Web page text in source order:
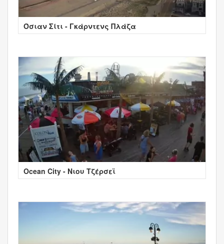
Όσιαν Σίτι - Γκάρντενς Πλάζα
Ocean City - Νιου Τζέρσεϊ